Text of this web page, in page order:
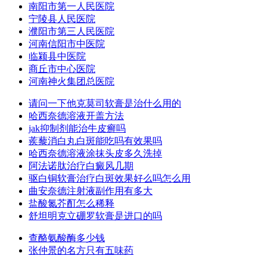
南阳市第一人民医院
宁陵县人民医院
濮阳市第三人民医院
河南信阳市中医院
临颍县中医院
商丘市中心医院
河南神火集团总医院
请问一下他克莫司软膏是治什么用的
哈西奈德溶液开盖方法
jak抑制剂能治牛皮癣吗
蒺藜消白丸白斑能吃吗有效果吗
哈西奈德溶液涂抹头皮多久洗掉
阿法诺肽治疗白癜风几期
驱白铜软膏治疗白斑效果好么吗怎么用
曲安奈德注射液副作用有多大
盐酸氮芥酊怎么稀释
舒坦明克立硼罗软膏是进口的吗
查酪氨酸酶多少钱
张仲景的名方只有五味药